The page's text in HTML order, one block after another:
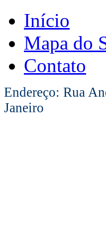
Início
Mapa do
Contato
Endereço: Rua
Janeiro